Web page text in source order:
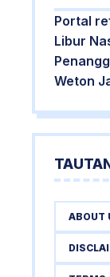
Portal
Libur
Weton
ABOUT